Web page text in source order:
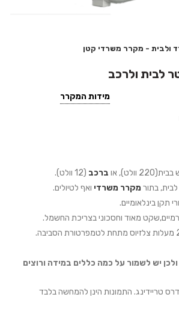
ולבית - מקרר משרדי קטן
מידות המקרר
או
ברכב (12 וולט).
בתור מקרר משרדי ואף לטיולים.
תקן בינלאומיים.
מאוד וחסכוני בצריכת החשמל.
יש לשמור על כמה כללים במידה ורוצים